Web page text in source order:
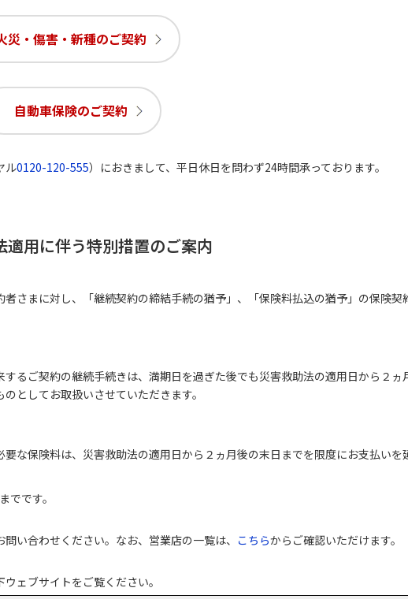
災・傷害・新種のご契約
自動車保険のご契約
ル0120-120-555）におきまして、平日休日を問わず24時間承っております。
適用に伴う特別措置のご案内
さまに対し、「継続契約の締結手続の猶予」、「保険料払込の猶予」の保険契
るご契約の継続手続きは、満期日を過ぎた後でも災害救助法の適用日から２ヵ
としてお取扱いさせていただきます。
な保険料は、災害救助法の適用日から２ヵ月後の末日までを限度にお支払いを
です。
い合わせください。なお、営業店の一覧は、 こちらからご確認いただけます。
ェブサイトをご覧ください。